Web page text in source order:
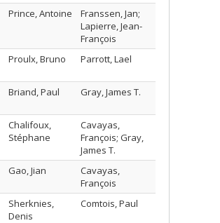
Prince, Antoine
Franssen, Jan;
Lapierre, Jean-
François
Proulx, Bruno Parrott, Lael
Briand, Paul Gray, James T.
Chalifoux,
Stéphane
Cavayas,
François; Gray,
James T.
Gao, Jian
Cavayas,
François
Sherknies,
Denis
Comtois, Paul